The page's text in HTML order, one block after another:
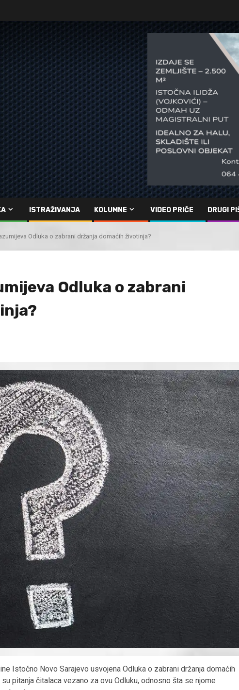
ISTRAŽIVANJA KOLUMNE VIDEO PRIČE DRUGI
Odluka o zabrani držanja domaćih životinja?
Odluka o zabrani
Istočno Novo Sarajevo usvojena Odluka o zabrani držanja domaćih
pitanja čitalaca vezano za ovu Odluku, odnosno šta se njome